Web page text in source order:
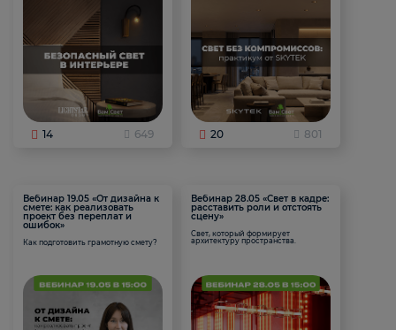
14 649 20 801
Вебинар 19.05 «От дизайна к
смете: как реализовать
проект без переплат и
ошибок»
Как подготовить грамотную смету?
Вебинар 28.05 «Свет в кадре:
расставить роли и отстоять
сцену»
Свет, который формирует
архитектуру пространства.